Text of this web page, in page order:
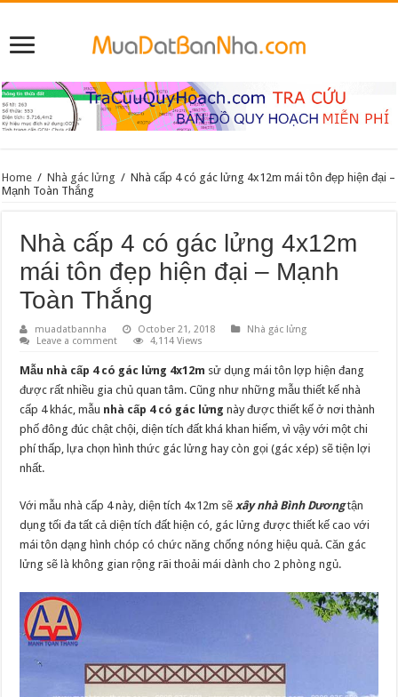
Home / Nhà gác lửng / Nhà cấp 4 có gác lửng 4x12m mái tôn đẹp hiện đại –
Mạnh Toàn Thắng
Nhà cấp 4 có gác lửng 4x12m
mái tôn đẹp hiện đại – Mạnh
Toàn Thắng
muadatbannha October 21, 2018
Nhà gác lửng
Leave a comment
4,114 Views
Mẫu nhà cấp 4 có gác lửng 4x12m sử dụng mái tôn lợp hiện đang
được rất nhiều gia chủ quan tâm. Cũng như những mẫu thiết kế nhà
cấp 4 khác, mẫu nhà cấp 4 có gác lửng này được thiết kế ở nơi thành
phố đông đúc chật chội, diện tích đất khá khan hiếm, vì vậy với một chi
phí thấp, lựa chọn hình thức gác lửng hay còn gọi (gác xép) sẽ tiện lợi
nhất.
Với mẫu nhà cấp 4 này, diện tích 4x12m sẽxây nhà Bình Dươngtận
dụng tối đa tất cả diện tích đất hiện có, gác lửng được thiết kế cao với
mái tôn dạng hình chóp có chức năng chống nóng hiệu quả. Căn gác
lửng sẽ là không gian rộng rãi thoải mái dành cho 2 phòng ngủ.